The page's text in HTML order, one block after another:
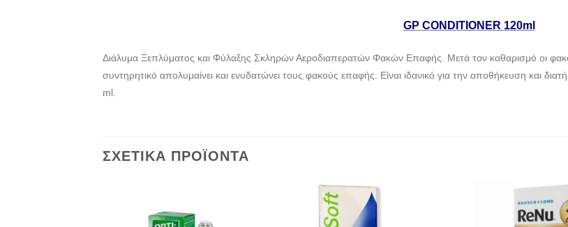
GP CONDITIONER 120ml
Διάλυμα Ξεπλύματος και Φύλαξης Σκληρών Αεροδιαπερατών Φακών Επαφής. Μετά τον καθαρισμό οι
συντηρητικό απολυμαίνει και ενυδατώνει τους φακούς επαφής. Είναι ιδανικό για την αποθήκευση και
ml.
ΣΧΕΤΙΚΆ ΠΡΟΪΌΝΤΑ